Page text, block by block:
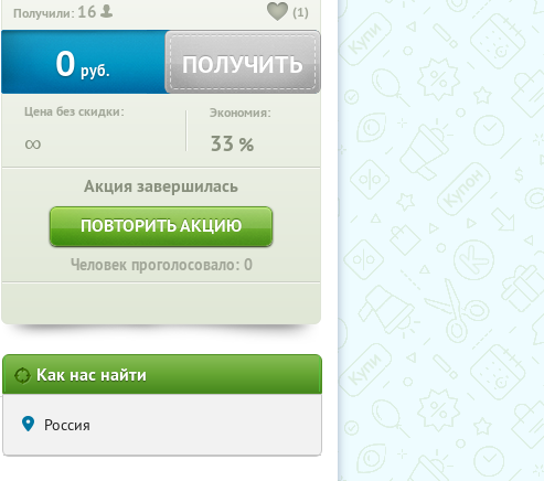
Получили: 16 (1)
0 руб. ПОЛУЧИТЬ
Цена без скидки:
∞
Экономия:
33 %
Акция завершилась
ПОВТОРИТЬ АКЦИЮ
Человек проголосовало: 0
Как нас найти
Россия